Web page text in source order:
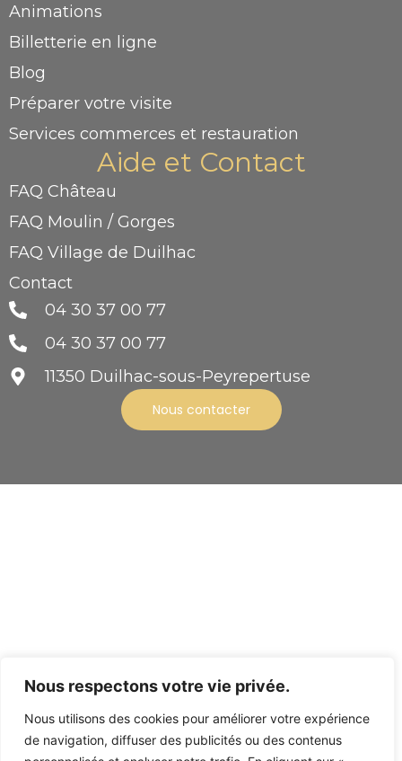
Nous respectons votre vie privée.
Nous utilisons des cookies pour améliorer votre expérience
de navigation, diffuser des publicités ou des contenus
Animations
Billetterie en ligne
Blog
Préparer votre visite
Services commerces et restauration
Aide et Contact
FAQ Château
FAQ Moulin / Gorges
FAQ Village de Duilhac
Contact
04 30 37 00 77
04 30 37 00 77
11350 Duilhac-sous-Peyrepertuse
Nous contacter
CGV Mentions légales